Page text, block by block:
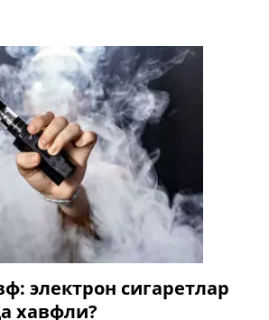
электрон сигаретлар
хавфли?